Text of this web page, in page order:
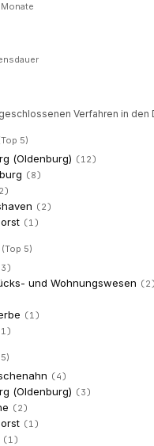
Verfahren in den
5)
(Oldenburg) (12)
(8)
2)
(2)
(1)
5)
3)
und Wohnungswesen (2)
(1)
1)
(4)
(Oldenburg) (3)
(2)
(1)
(1)